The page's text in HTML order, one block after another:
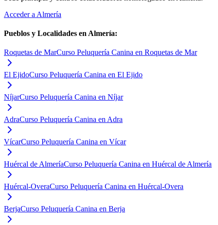
Acceder a Almería
Pueblos y Localidades en Almería:
Roquetas de MarCurso Peluquería Canina en Roquetas de Mar
El EjidoCurso Peluquería Canina en El Ejido
NíjarCurso Peluquería Canina en Níjar
AdraCurso Peluquería Canina en Adra
VícarCurso Peluquería Canina en Vícar
Huércal de AlmeríaCurso Peluquería Canina en Huércal de Almería
Huércal-OveraCurso Peluquería Canina en Huércal-Overa
BerjaCurso Peluquería Canina en Berja